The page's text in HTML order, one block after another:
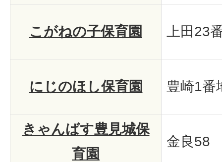
こがねの子保育園 上田23
にじのほし保育園 豊崎1番
きゃんばす豊見城保
育園
金良58